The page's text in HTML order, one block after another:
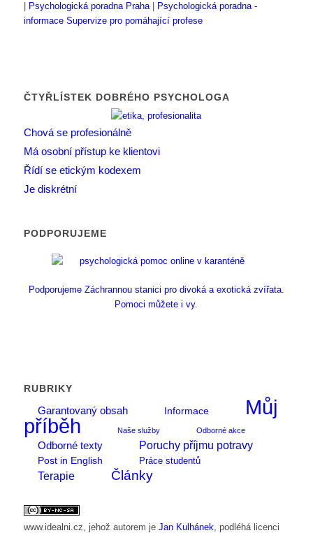
Psychologická poradna Praha|
Psychologická poradna -
informace Supervize pro pomáhající profese
ČTYŘLÍSTEK DOBRÉHO PSYCHOLOGA
Chová se profesionálně
Má osobní přístup ke klientovi
Řídí se etickým kodexem
Je diskrétní
PODPORUJEME
Podporujeme Záchrannou stanici pro divoká a exotická zvířata.
Pomoci můžete i vy.
RUBRIKY
Garantovaný obsah
Informace
Můj
příběh
Naše služby Odborné akce
Odborné texty Poruchy příjmu potravy
Post in English Práce studentů
Terapie Články
www.idealni.cz , jehož autorem je Jan Kulhánek , podléhá licenci